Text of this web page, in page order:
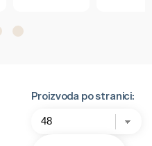
Proizvoda po stranici: